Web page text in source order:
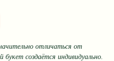
отличаться от
создаётся индивидуально.